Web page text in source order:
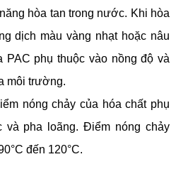
hòa tan trong nước. Khi hòa
dịch màu vàng nhạt hoặc nâu
PAC phụ thuộc vào nồng độ và
môi trường.
nóng chảy của hóa chất phụ
và pha loãng. Điểm nóng chảy
đến 120°C.